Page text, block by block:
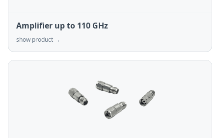
Amplifier up to 110 GHz
show product →